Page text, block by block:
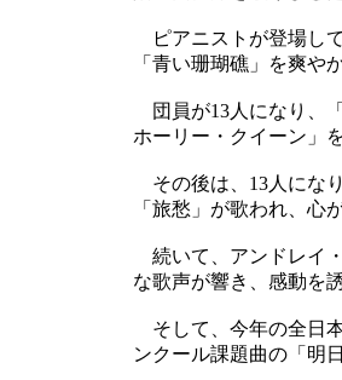
ピアニストが登場し
「青い珊瑚礁」を爽や
団員が13人になり、
ホーリー・クイーン」
その後は、13人にな
「旅愁」が歌われ、心
続いて、アンドレイ
な歌声が響き、感動を
そして、今年の全日
ンクール課題曲の「明